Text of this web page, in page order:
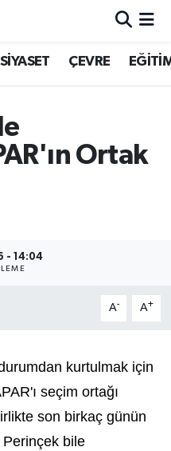
SİYASET ÇEVRE
Ortak
- 14:04
A- A+
kurtulmak için
seçim ortağı
son birkaç günün
bile